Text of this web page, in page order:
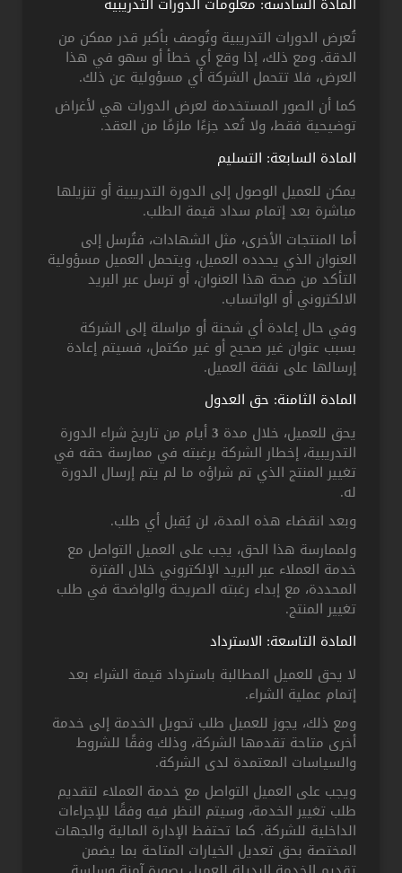
تُعرض الدورات التدريبية وتُوصف بأكبر قدر ممكن من
الدقة. ومع ذلك، إذا وقع أي خطأ أو سهو في هذا
العرض، فلا تتحمل الشركة أي مسؤولية عن ذلك.
كما أن الصور المستخدمة لعرض الدورات هي لأغراض
توضيحية فقط، ولا تُعد جزءًا ملزمًا من العقد.
المادة السابعة: التسليم
يمكن للعميل الوصول إلى الدورة التدريبية أو تنزيلها
مباشرة بعد إتمام سداد قيمة الطلب.
أما المنتجات الأخرى، مثل الشهادات، فتُرسل إلى
العنوان الذي يحدده العميل، ويتحمل العميل مسؤولية
التأكد من صحة هذا العنوان، أو ترسل عبر البريد
الالكتروني أو الواتساب.
وفي حال إعادة أي شحنة أو مراسلة إلى الشركة
بسبب عنوان غير صحيح أو غير مكتمل، فسيتم إعادة
إرسالها على نفقة العميل.
المادة الثامنة: حق العدول
يحق للعميل، خلال مدة 3أيام من تاريخ شراء الدورة
التدريبية، إخطار الشركة برغبته في ممارسة حقه في
تغيير المنتج الذي تم شراؤه ما لم يتم إرسال الدورة
له.
وبعد انقضاء هذه المدة، لن يُقبل أي طلب.
ولممارسة هذا الحق، يجب على العميل التواصل مع
خدمة العملاء عبر البريد الإلكتروني خلال الفترة
المحددة، مع إبداء رغبته الصريحة والواضحة في طلب
تغيير المنتج.
المادة التاسعة: الاسترداد
لا يحق للعميل المطالبة باسترداد قيمة الشراء بعد
إتمام عملية الشراء.
ومع ذلك، يجوز للعميل طلب تحويل الخدمة إلى خدمة
أخرى متاحة تقدمها الشركة، وذلك وفقًا للشروط
والسياسات المعتمدة لدى الشركة.
ويجب على العميل التواصل مع خدمة العملاء لتقديم
طلب تغيير الخدمة، وسيتم النظر فيه وفقًا للإجراءات
الداخلية للشركة. كما تحتفظ الإدارة المالية والجهات
المختصة بحق تعديل الخيارات المتاحة بما يضمن